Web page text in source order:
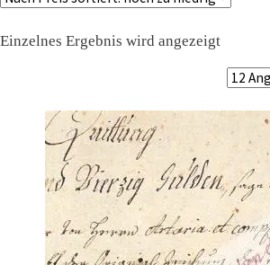
Einzelnes Ergebnis wird angezeigt